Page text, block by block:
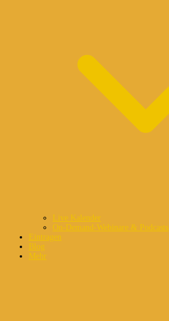
Live Kalender
On-Demand-Webinare & Podcasts
Eintragen
Blog
Mehr